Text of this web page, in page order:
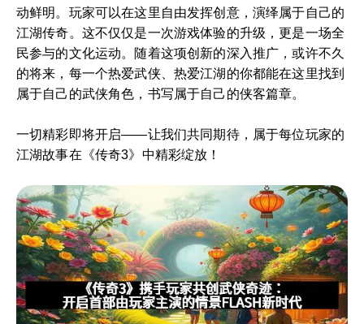
动鲜明。玩家可以在这里自由发挥创意，演绎属于自己的
江湖传奇。这不仅仅是一次游戏体验的升级，更是一场全
民参与的文化运动。随着这项创新的深入推广，或许不久
的将来，每一个热爱武侠、热爱江湖的你都能在这里找到
属于自己的武侠角色，书写属于自己的侠客篇章。
一切精彩即将开启——让我们共同期待，属于每位玩家的
江湖故事在《传奇3》中精彩绽放！